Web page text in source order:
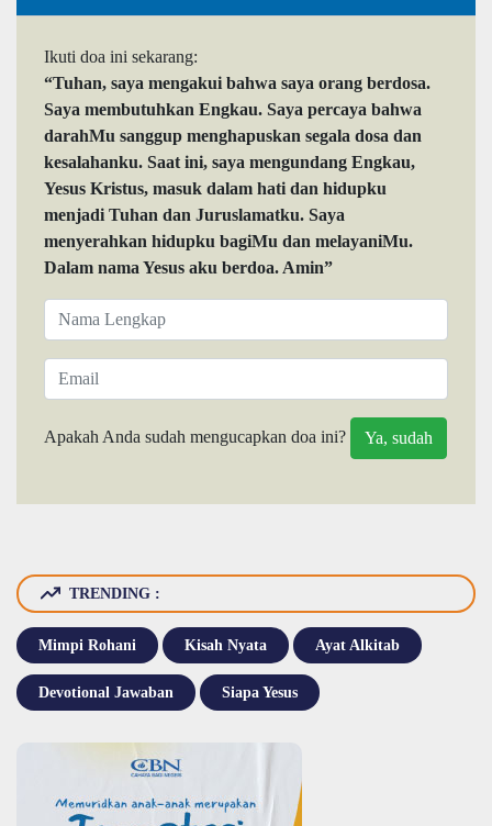
Ikuti doa ini sekarang:
“Tuhan, saya mengakui bahwa saya orang berdosa.
Saya membutuhkan Engkau. Saya percaya bahwa
darahMu sanggup menghapuskan segala dosa dan
kesalahanku. Saat ini, saya mengundang Engkau,
Yesus Kristus, masuk dalam hati dan hidupku
menjadi Tuhan dan Juruslamatku. Saya
menyerahkan hidupku bagiMu dan melayaniMu.
Dalam nama Yesus aku berdoa. Amin”
Apakah Anda sudah mengucapkan doa ini?
TRENDING :
Mimpi Rohani Kisah Nyata Ayat Alkitab
Devotional Jawaban Siapa Yesus